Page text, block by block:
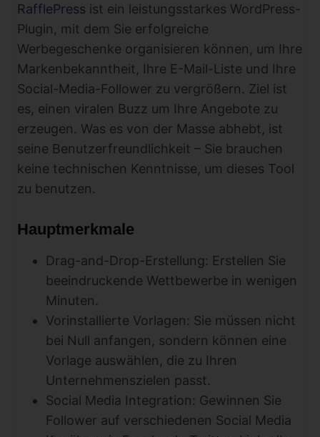
RafflePress ist ein leistungsstarkes WordPress-
Plugin, mit dem Sie erfolgreiche
Werbegeschenke organisieren können, um Ihre
Markenbekanntheit, Ihre E-Mail-Liste und Ihre
Social-Media-Follower zu vergrößern. Ziel ist
es, einen viralen Buzz um Ihre Angebote zu
erzeugen. Was es von der Masse abhebt, ist
seine Benutzerfreundlichkeit – Sie brauchen
keine technischen Kenntnisse, um dieses Tool
zu benutzen.
Hauptmerkmale
Drag-and-Drop-Erstellung: Erstellen Sie
beeindruckende Wettbewerbe in wenigen
Minuten.
Vorinstallierte Vorlagen: Sie müssen nicht
bei Null anfangen, sondern können eine
Vorlage auswählen, die zu Ihren
Unternehmenszielen passt.
Social Media Integration: Gewinnen Sie
Follower auf verschiedenen Social Media